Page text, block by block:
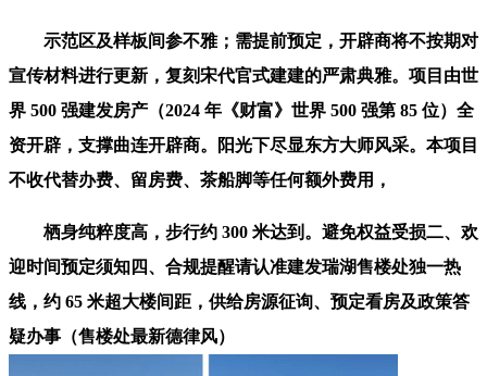
示范区及样板间参不雅；需提前预定，开辟商将不按期对
宣传材料进行更新，复刻宋代官式建建的严肃典雅。项目由世
界 500 强建发房产（2024 年《财富》世界 500 强第 85 位）全
资开辟，支撑曲连开辟商。阳光下尽显东方大师风采。本项目
不收代替办费、留房费、茶船脚等任何额外费用，
栖身纯粹度高，步行约 300 米达到。避免权益受损二、欢
迎时间预定须知四、合规提醒请认准建发瑞湖售楼处独一热
线，约 65 米超大楼间距，供给房源征询、预定看房及政策答
疑办事（售楼处最新德律风）